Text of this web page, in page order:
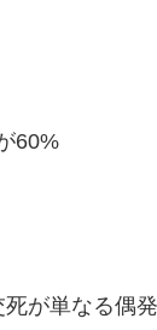
60%
が単なる偶